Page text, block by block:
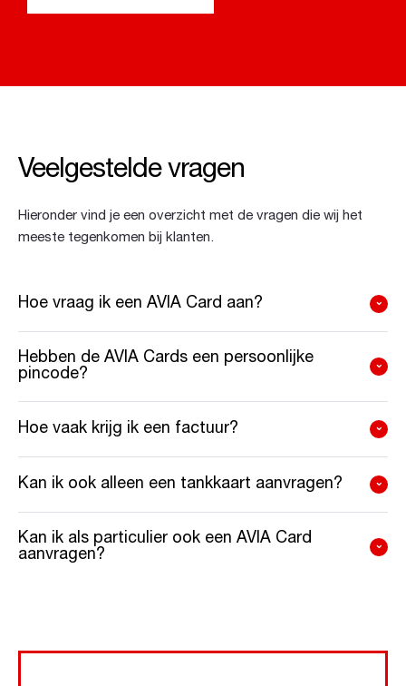
Veelgestelde vragen
Hieronder vind je een overzicht met de vragen die wij het
meeste tegenkomen bij klanten.
Hoe vraag ik een AVIA Card aan?
Hebben de AVIA Cards een persoonlijke
pincode?
Hoe vaak krijg ik een factuur?
Kan ik ook alleen een tankkaart aanvragen?
Kan ik als particulier ook een AVIA Card
aanvragen?